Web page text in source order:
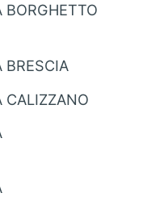
BORGHETTO
BRESCIA
CALIZZANO